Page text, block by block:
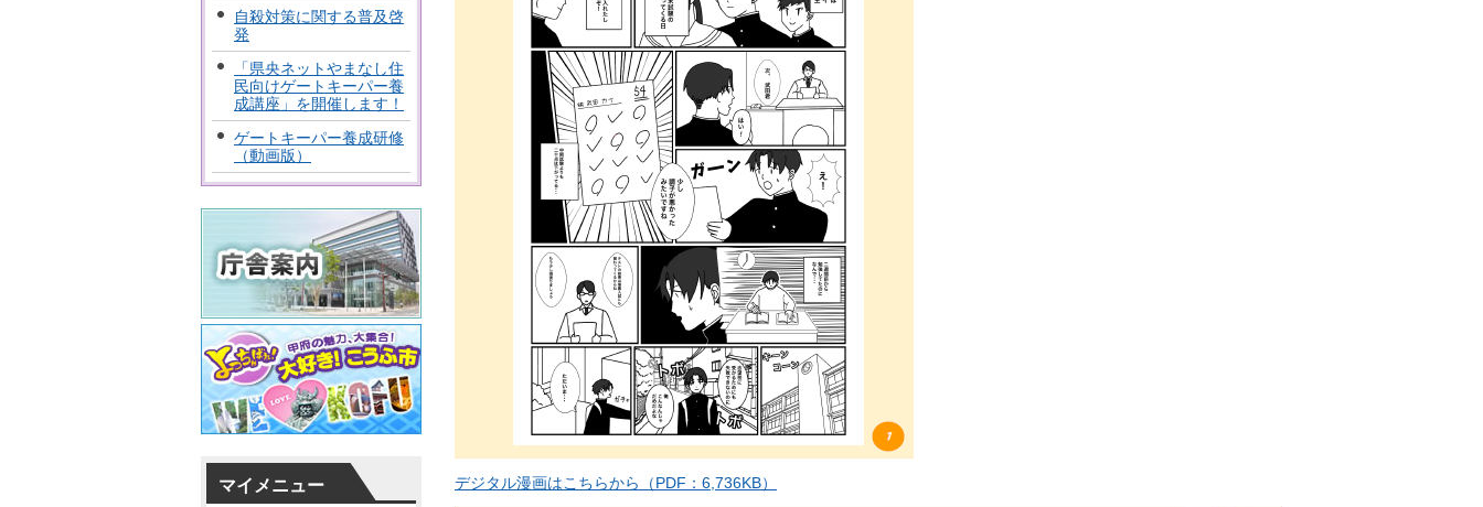
自殺対策に関する普及啓
発
「県央ネットやまなし住
民向けゲートキーパー養
成講座」を開催します！
ゲートキーパー養成研修
（動画版）
マイメニュー デジタル漫画はこちらから（PDF：6,736KB）